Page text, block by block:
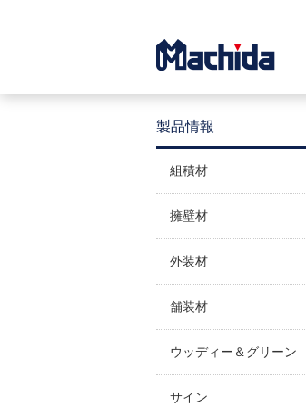
製品情報
組積材
擁壁材
外装材
舗装材
ウッディー＆グリーン
サイン